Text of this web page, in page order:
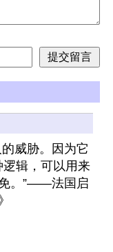
威胁。因为它
逻辑，可以用来
。”——法国启